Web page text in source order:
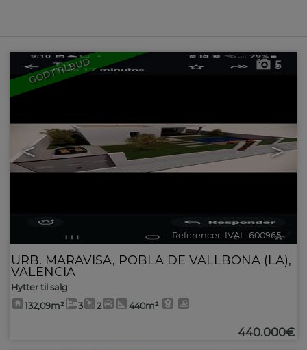
GODT TILBUD
< >
5
Referencer. IVAL-600965 🔗
URB. MARAVISA, POBLA DE VALLBONA (LA),
VALENCIA
Hytter til salg
132,09m²
3 2 440m²
440.000€